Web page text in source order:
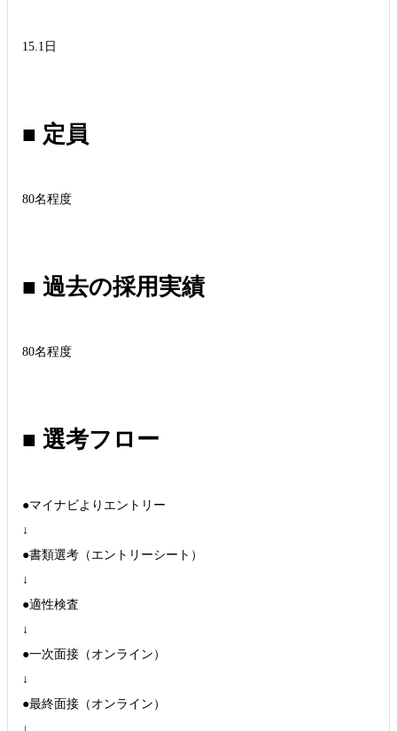
15.1日
■ 定員
80名程度
■ 過去の採用実績
80名程度
■ 選考フロー
●マイナビよりエントリー
↓
●書類選考（エントリーシート）
↓
●適性検査
↓
●一次面接（オンライン）
↓
●最終面接（オンライン）